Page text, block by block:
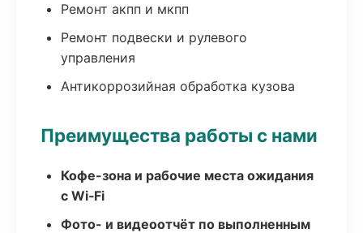
Ремонт акпп и мкпп
Ремонт подвески и рулевого
управления
Антикоррозийная обработка кузова
Преимущества работы с нами
Кофе-зона и рабочие места ожидания
с Wi‑Fi
Фото- и видеоотчёт по выполненным